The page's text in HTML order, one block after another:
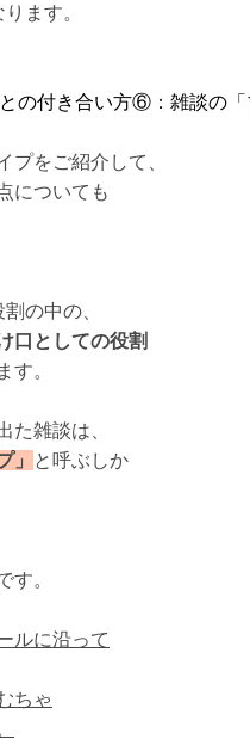
ます。
の付き合い方⑥：雑談の「
プをご紹介して、
についても
の中の、
口としての役割
す。
た雑談は、
」
と呼ぶしか
す。
ルに沿って
ちゃ